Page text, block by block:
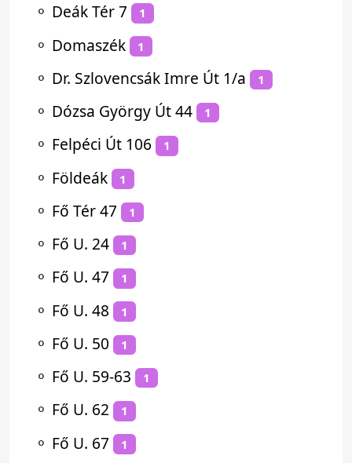
⚬ Deák Tér 7 1
⚬ Domaszék 1
⚬ Dr. Szlovencsák Imre Út 1/a 1
⚬ Dózsa György Út 44 1
⚬ Felpéci Út 106 1
⚬ Földeák 1
⚬ Fő Tér 47 1
⚬ Fő U. 24 1
⚬ Fő U. 47 1
⚬ Fő U. 48 1
⚬ Fő U. 50 1
⚬ Fő U. 59-63 1
⚬ Fő U. 62 1
⚬ Fő U. 67 1